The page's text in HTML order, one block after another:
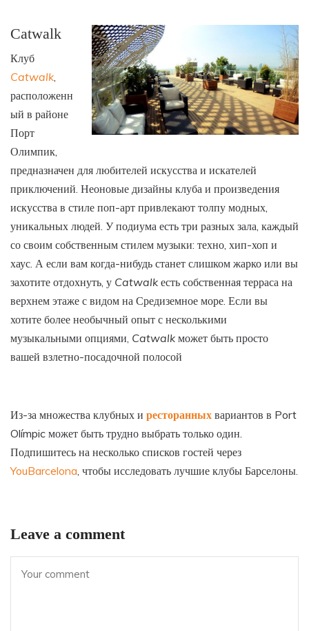
Catwalk
Клуб
Catwalk
расположенн
ый в районе
Порт
Олимпик,
предназначен для любителей искусства и искателей
приключений. Неоновые дизайны клуба и произведения
искусства в стиле поп-арт привлекают толпу модных,
уникальных людей. У подиума есть три разных зала, каждый
со своим собственным стилем музыки: техно, хип-хоп и
хаус. А если вам когда-нибудь станет слишком жарко или вы
захотите отдохнуть, у Catwalk есть собственная терраса на
верхнем этаже с видом на Средиземное море. Если вы
хотите более необычный опыт с несколькими
музыкальными опциями, Catwalk может быть просто
вашей взлетно-посадочной полосой
Из-за множества клубных и ресторанных вариантов в Port
Olímpic может быть трудно выбрать только один.
Подпишитесь на несколько списков гостей через
YouBarcelona , чтобы исследовать лучшие клубы Барселоны.
Leave a comment